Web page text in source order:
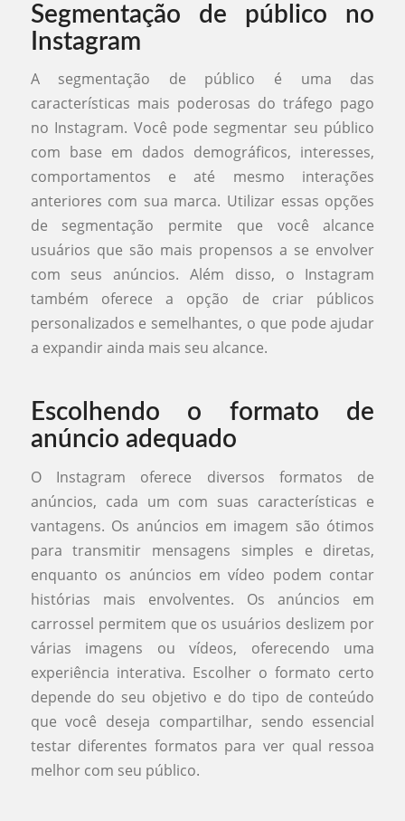
Segmentação de público no
Instagram
A segmentação de público é uma das
características mais poderosas do tráfego pago
no Instagram. Você pode segmentar seu público
com base em dados demográficos, interesses,
comportamentos e até mesmo interações
anteriores com sua marca. Utilizar essas opções
de segmentação permite que você alcance
usuários que são mais propensos a se envolver
com seus anúncios. Além disso, o Instagram
também oferece a opção de criar públicos
personalizados e semelhantes, o que pode ajudar
a expandir ainda mais seu alcance.
Escolhendo o formato de
anúncio adequado
O Instagram oferece diversos formatos de
anúncios, cada um com suas características e
vantagens. Os anúncios em imagem são ótimos
para transmitir mensagens simples e diretas,
enquanto os anúncios em vídeo podem contar
histórias mais envolventes. Os anúncios em
carrossel permitem que os usuários deslizem por
várias imagens ou vídeos, oferecendo uma
experiência interativa. Escolher o formato certo
depende do seu objetivo e do tipo de conteúdo
que você deseja compartilhar, sendo essencial
testar diferentes formatos para ver qual ressoa
melhor com seu público.